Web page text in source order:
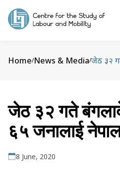
Home/News & Media/
जेठ ३२ गते
६५ जनालाई
8 June, 2020